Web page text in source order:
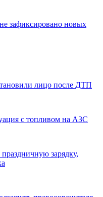
зафиксировано новых
лицо после ДТП
с топливом на АЗС
зарядку,